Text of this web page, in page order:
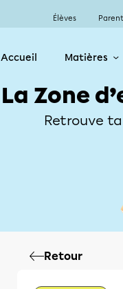
Élèves
Accueil Matières
La Zone
Retrouve
Retour